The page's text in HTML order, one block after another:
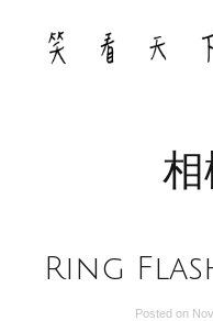
content
Ring
Posted on